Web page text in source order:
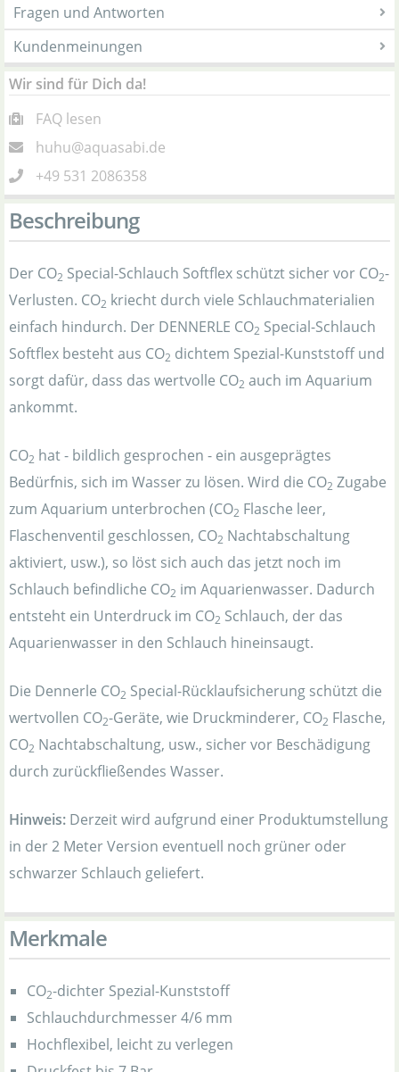
Fragen und Antworten
Kundenmeinungen
Wir sind für Dich da!
FAQ lesen
huhu@aquasabi.de
+49 531 2086358
Beschreibung
Der CO2 Special-Schlauch Softflex schützt sicher vor CO2-
Verlusten. CO2 kriecht durch viele Schlauchmaterialien
einfach hindurch. Der DENNERLE CO2 Special-Schlauch
Softflex besteht aus CO2 dichtem Spezial-Kunststoff und
sorgt dafür, dass das wertvolle CO2 auch im Aquarium
ankommt.
CO2 hat - bildlich gesprochen - ein ausgeprägtes
Bedürfnis, sich im Wasser zu lösen. Wird die CO2 Zugabe
zum Aquarium unterbrochen (CO2 Flasche leer,
Flaschenventil geschlossen, CO2 Nachtabschaltung
aktiviert, usw.), so löst sich auch das jetzt noch im
Schlauch befindliche CO2 im Aquarienwasser. Dadurch
entsteht ein Unterdruck im CO2 Schlauch, der das
Aquarienwasser in den Schlauch hineinsaugt.
Die Dennerle CO2 Special-Rücklaufsicherung schützt die
wertvollen CO2-Geräte, wie Druckminderer, CO2 Flasche,
CO2 Nachtabschaltung, usw., sicher vor Beschädigung
durch zurückfließendes Wasser.
Hinweis: Derzeit wird aufgrund einer Produktumstellung
in der 2 Meter Version eventuell noch grüner oder
schwarzer Schlauch geliefert.
Merkmale
CO2-dichter Spezial-Kunststoff
Schlauchdurchmesser 4/6 mm
Hochflexibel, leicht zu verlegen